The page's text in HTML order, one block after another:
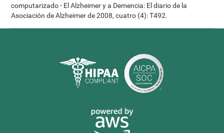
computarizado - El Alzheimer y a Demencia: El diario de la
Asociación de Alzheimer de 2008, cuatro (4): T492.